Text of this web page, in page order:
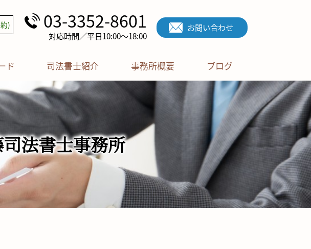
法書士事務所
) 03-3352-8601
対応時間／平日10:00～18:00
お問い合わせ
ド 司法書士紹介 事務所概要 ブログ